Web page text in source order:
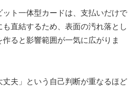
ト一体型カードは、支払いだけで
直結するため、表面の汚れ落とし
ると影響範囲が一気に広がりま
丈夫」という自己判断が重なるほど